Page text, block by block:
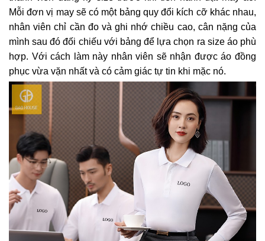
Mỗi đơn vị may sẽ có một bảng quy đổi kích cỡ khác nhau,
nhân viên chỉ cần đo và ghi nhớ chiều cao, cân nặng của
mình sau đó đối chiếu với bảng để lựa chọn ra size áo phù
hợp. Với cách làm này nhân viên sẽ nhận được áo đồng
phục vừa vặn nhất và có cảm giác tự tin khi mặc nó.